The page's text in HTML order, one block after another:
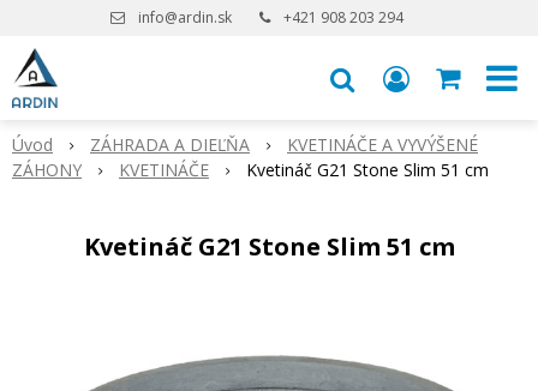
info@ardin.sk +421 908 203 294
Úvod ZÁHRADA A DIEĽŇA
KVETINÁČE A VYVÝŠENÉ
ZÁHONY
KVETINÁČE Kvetináč G21 Stone Slim 51 cm
Kvetináč G21 Stone Slim 51 cm